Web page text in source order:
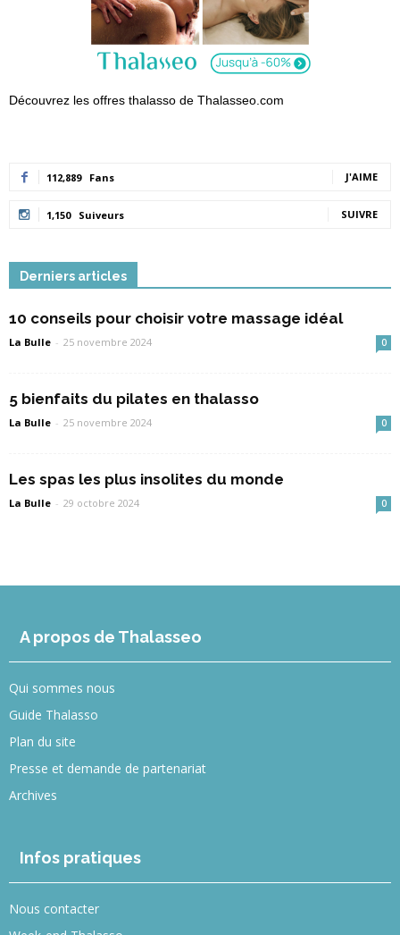
Découvrez les offres thalasso de Thalasseo.com
112,889 Fans J'AIME
1,150 Suiveurs SUIVRE
Derniers articles
10 conseils pour choisir votre massage idéal
La Bulle - 25 novembre 2024 0
5 bienfaits du pilates en thalasso
La Bulle - 25 novembre 2024 0
Les spas les plus insolites du monde
La Bulle - 29 octobre 2024 0
A propos de Thalasseo
Qui sommes nous
Guide Thalasso
Plan du site
Presse et demande de partenariat
Archives
Infos pratiques
Nous contacter